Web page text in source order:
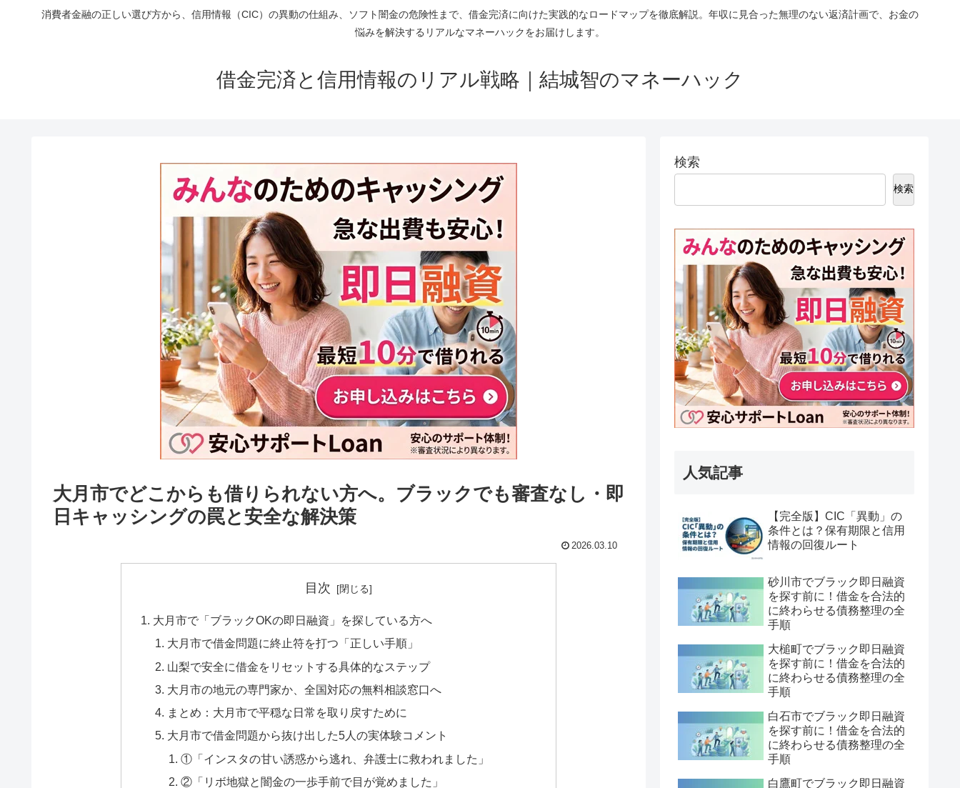
消費者金融の正しい選び方から、信用情報（CIC）の異動の仕組み、ソフト闇金の危険性まで、借金完済に向けた実践的なロードマップを徹底解説。年収に見合った無理のない返済計画で、お金の
悩みを解決するリアルなマネーハックをお届けします。
借金完済と信用情報のリアル戦略｜結城智のマネーハック
大月市でどこからも借りられない方へ。ブラックでも審査なし・即
日キャッシングの罠と安全な解決策
2026.03.10
目次
大月市で「ブラックOKの即日融資」を探している方へ
大月市で借金問題に終止符を打つ「正しい手順」
山梨で安全に借金をリセットする具体的なステップ
大月市の地元の専門家か、全国対応の無料相談窓口へ
まとめ：大月市で平穏な日常を取り戻すために
大月市で借金問題から抜け出した5人の実体験コメント
①「インスタの甘い誘惑から逃れ、弁護士に救われました」
②「リボ地獄と闇金の一歩手前で目が覚めました」
検索
検索
人気記事
【完全版】CIC「異動」の
条件とは？保有期限と信用
情報の回復ルート
砂川市でブラック即日融資
を探す前に！借金を合法的
に終わらせる債務整理の全
手順
大槌町でブラック即日融資
を探す前に！借金を合法的
に終わらせる債務整理の全
手順
白石市でブラック即日融資
を探す前に！借金を合法的
に終わらせる債務整理の全
手順
白鷹町でブラック即日融資